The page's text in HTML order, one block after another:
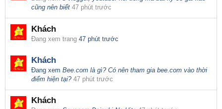
cũng nên biết 47 phút trước
Khách
Đang xem trang 47 phút trước
Khách
Đang xem Bee.com là gì? Có nên tham gia bee.com vào thời
điểm hiện tại? 47 phút trước
Khách